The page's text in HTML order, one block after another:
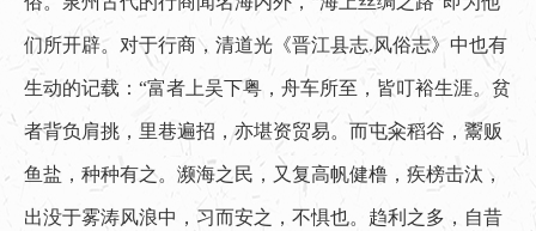
们所开辟。对于行商，清道光《晋江县志.风俗志》中也有
生动的记载：“富者上吴下粤，舟车所至，皆叮裕生涯。贫
者背负肩挑，里巷遍招，亦堪资贸易。而屯籴稻谷，鬻贩
鱼盐，种种有之。濒海之民，又复高帆健橹，疾榜击汰，
出没于雾涛风浪中，习而安之，不惧也。趋利之多，自昔